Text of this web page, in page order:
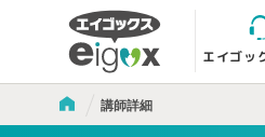
エイゴッ
講師詳細